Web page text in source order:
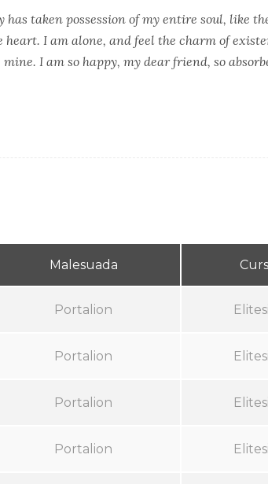
taken possession of my entire soul, like
I am alone, and feel the charm of
I am so happy, my dear friend, so
Malesuada
Portalion
Portalion
Portalion
Portalion